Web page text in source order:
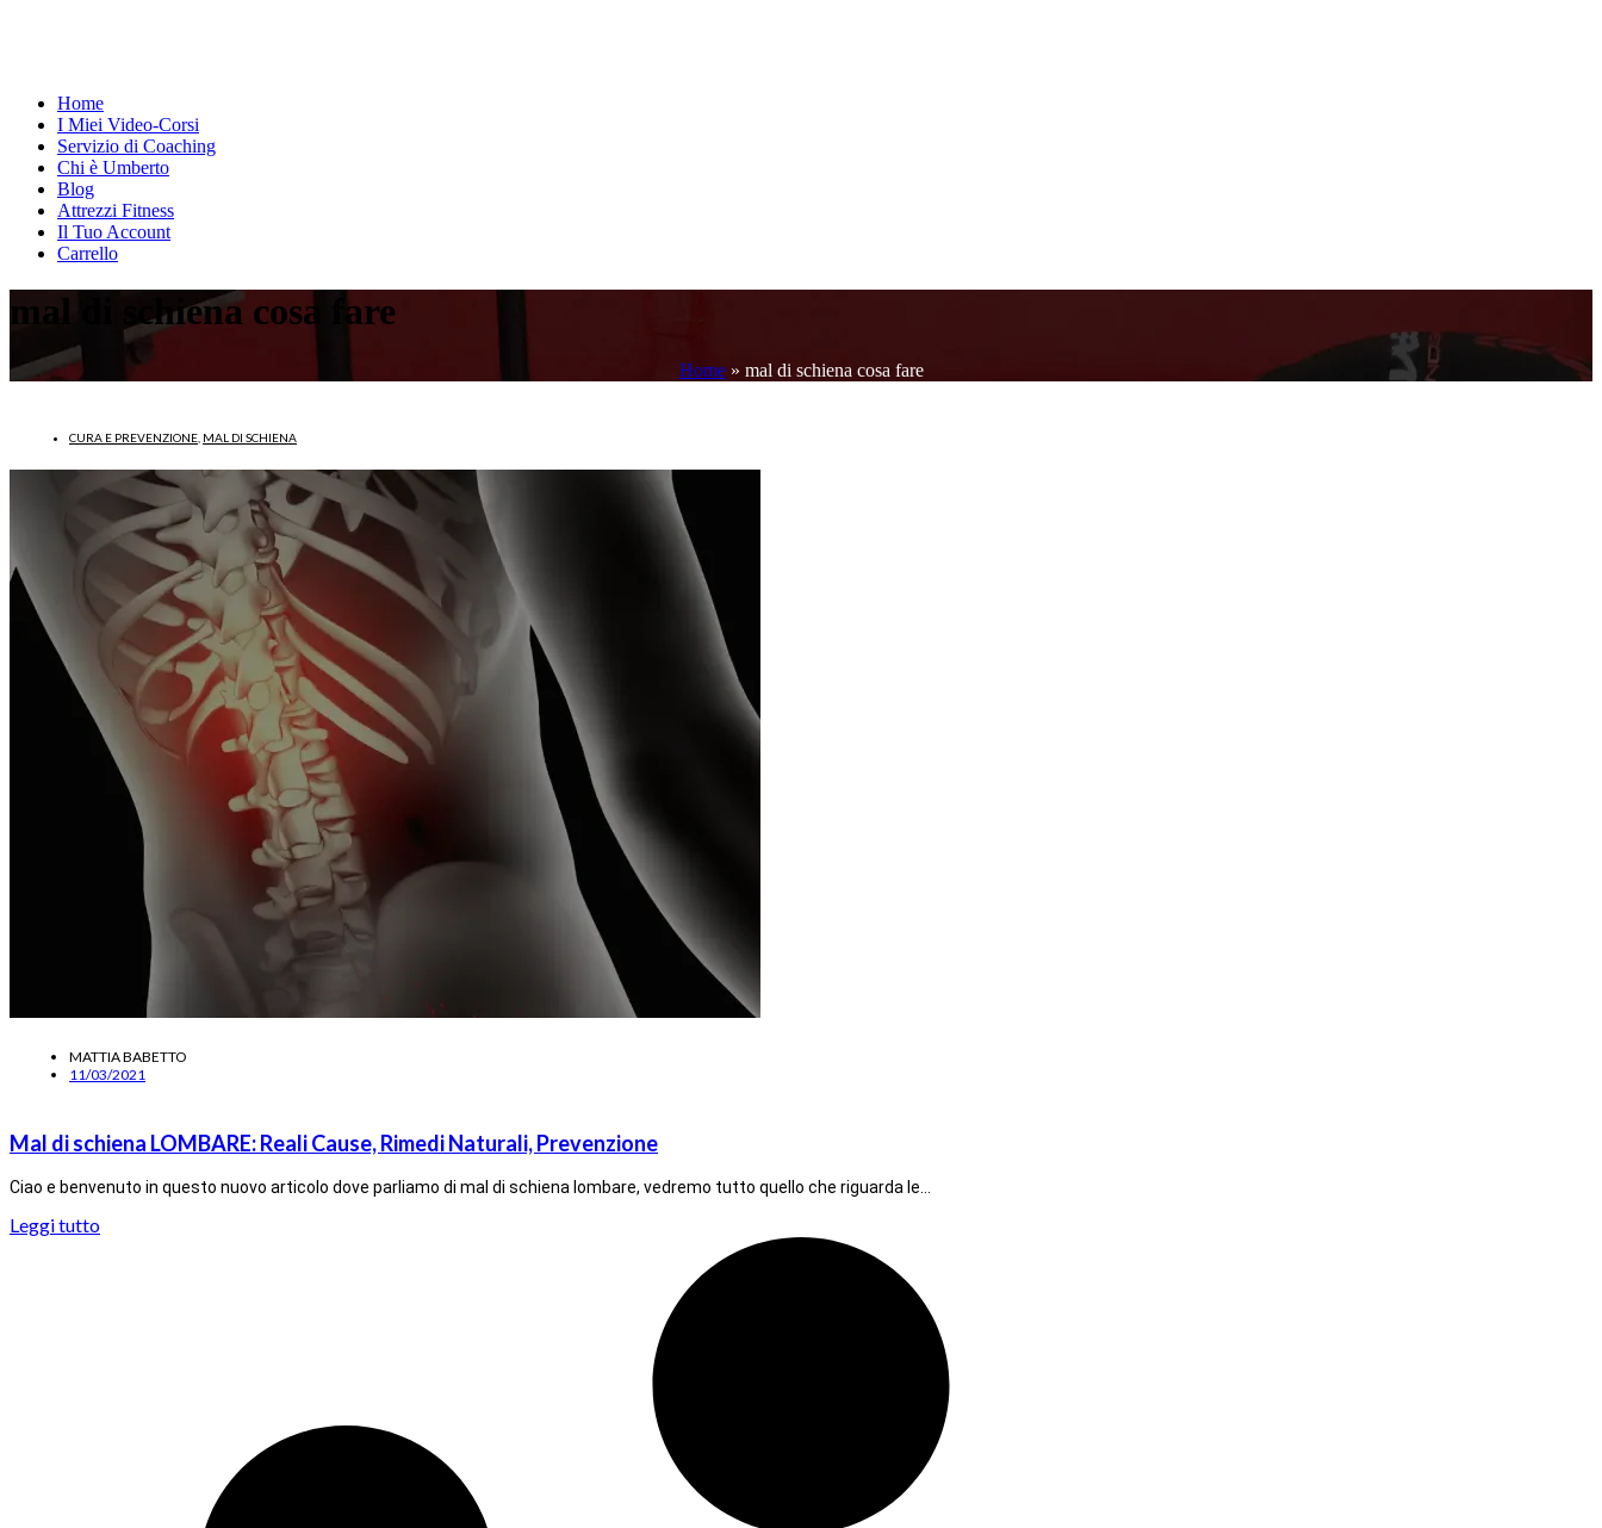
Home
I Miei Video-Corsi
Servizio di Coaching
Chi è Umberto
Blog
Attrezzi Fitness
Il Tuo Account
Carrello
mal di schiena cosa fare
Home» mal di schiena cosa fare
CURA E PREVENZIONE MAL DI SCHIENA
MATTIA BABETTO
11/03/2021
Mal di schiena LOMBARE: Reali Cause, Rimedi Naturali, Prevenzione
Ciao e benvenuto in questo nuovo articolo dove parliamo di mal di schiena lombare, vedremo tutto quello che riguarda le…
Leggi tutto